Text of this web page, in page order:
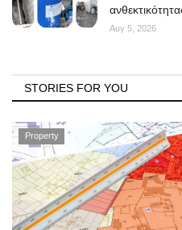
Αυγ 5, 2026
STORIES FOR YOU
Property